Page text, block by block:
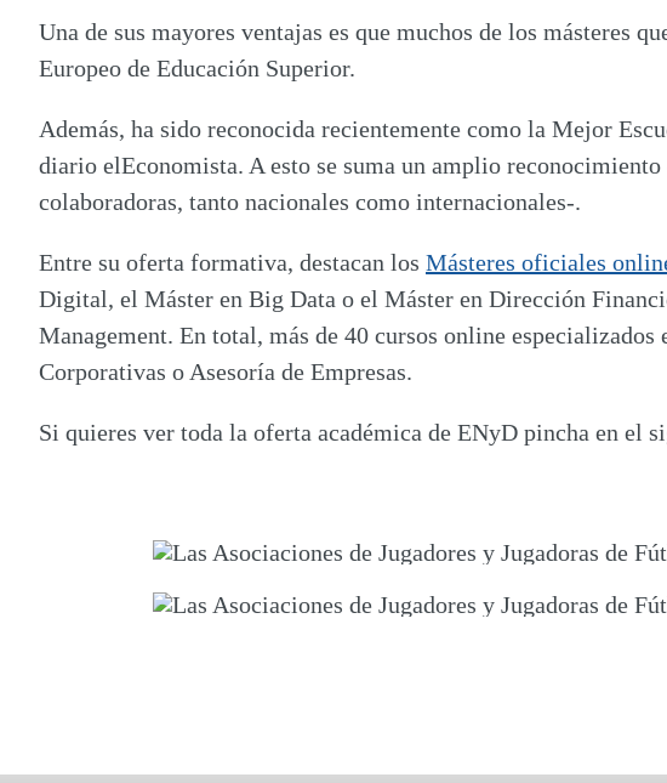
Una de sus mayores ventajas es que muchos de los másteres
Europeo de Educación Superior.
Además, ha sido reconocida recientemente como la Mejor
diario elEconomista. A esto se suma un amplio
colaboradoras, tanto nacionales como internacionales-.
Entre su oferta formativa, destacan los Másteres oficiales
Digital, el Máster en Big Data o el Máster en Dirección
Management. En total, más de 40 cursos online especializados
Corporativas o Asesoría de Empresas.
Si quieres ver toda la oferta académica de ENyD pincha en el